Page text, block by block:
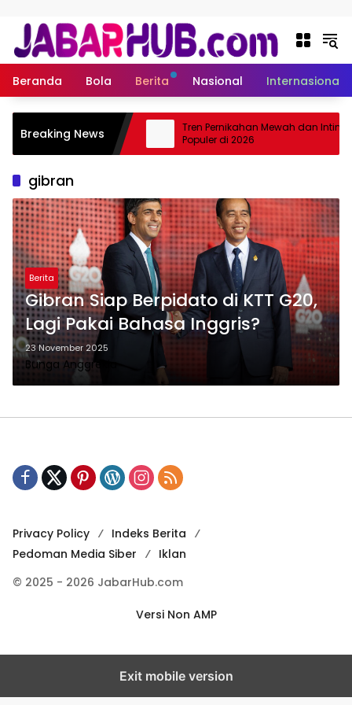
Beranda Bola Berita Nasional Internasional
Breaking News
Terbaru 2026:
Jarak Jauh Tanpa
Tren Pernikahan Mewah dan Intim
Populer di 2026
gibran
Berita
Gibran Siap Berpidato di KTT G20,
Lagi Pakai Bahasa Inggris?
23 November 2025
Bunga Anggrekia
Privacy Policy
Indeks Berita
Pedoman Media Siber
Iklan
© 2025 - 2026 JabarHub.com
Versi Non AMP
Exit mobile version